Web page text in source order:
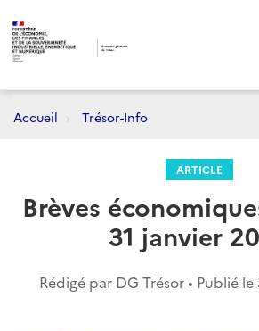
Accueil Trésor-Info
ARTICLE
Brèves
31 janvier
Rédigé par DG Trésor • Publié le